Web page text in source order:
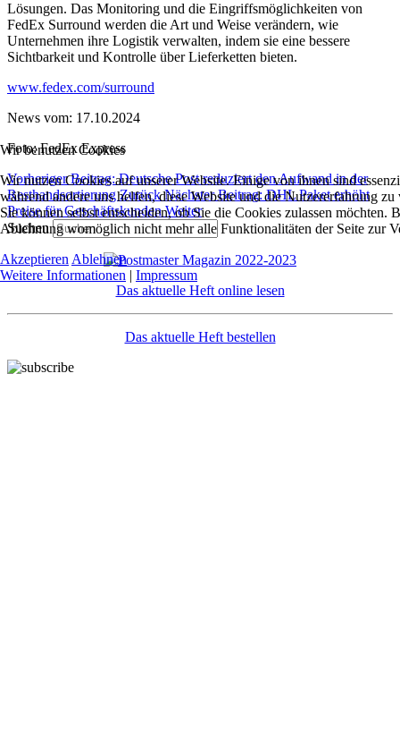
Lösungen. Das Monitoring und die Eingriffsmöglichkeiten von
FedEx Surround werden die Art und Weise verändern, wie
Unternehmen ihre Logistik verwalten, indem sie eine bessere
Sichtbarkeit und Kontrolle über Lieferketten bieten.
www.fedex.com/surround
News vom: 17.10.2024
Foto: FedEx Express
Vorheriger Beitrag: Deutsche Post reduziert den Aufwand in der
ResthandsortierungZurück Nächster Beitrag: DHL Paket erhöht
Preise für GeschäftskundenWeiter
Suchen
Das aktuelle Heft online lesen
Das aktuelle Heft bestellen
Wir benutzen Cookies
Wir nutzen Cookies auf unserer Website. Einige von ihnen sind
während andere uns helfen, diese Website und die Nutzererfahrung
Sie können selbst entscheiden, ob Sie die Cookies zulassen möchten.
Ablehnung womöglich nicht mehr alle Funktionalitäten der Seite zur
Akzeptieren Ablehnen
Weitere Informationen | Impressum